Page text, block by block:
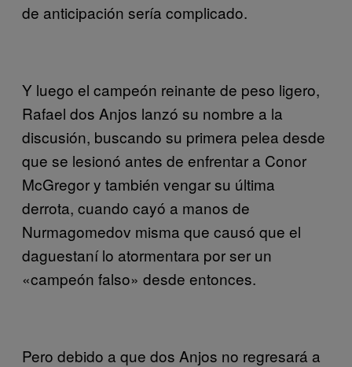
de anticipación sería complicado.
Y luego el campeón reinante de peso ligero,
Rafael dos Anjos lanzó su nombre a la
discusión, buscando su primera pelea desde
que se lesionó antes de enfrentar a Conor
McGregor y también vengar su última
derrota, cuando cayó a manos de
Nurmagomedov misma que causó que el
daguestaní lo atormentara por ser un
«campeón falso» desde entonces.
Pero debido a que dos Anjos no regresará a